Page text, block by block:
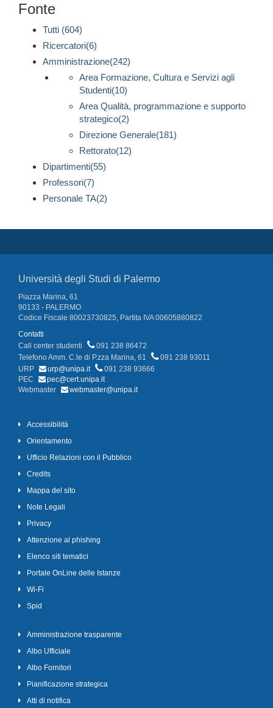
Fonte
Tutti (604)
Ricercatori(6)
Amministrazione(242)
Area Formazione, Cultura e Servizi agli
Studenti(10)
Area Qualità, programmazione e supporto
strategico(2)
Direzione Generale(181)
Rettorato(12)
Dipartimenti(55)
Professori(7)
Personale TA(2)
Università degli Studi di Palermo
Piazza Marina, 61
90133 - PALERMO
Codice Fiscale 80023730825, Partita IVA 00605880822
Contatti
Call center studenti
091 238 86472
Telefono Amm. C.le di P.zza Marina, 61
091 238 93011
URP
urp@unipa.it
091 238 93666
PEC
pec@cert.unipa.it
Webmaster
webmaster@unipa.it
Accessibilità
Orientamento
Ufficio Relazioni con il Pubblico
Credits
Mappa del sito
Note Legali
Privacy
Attenzione al phishing
Elenco siti tematici
Portale OnLine delle Istanze
Wi-Fi
Spid
Amministrazione trasparente
Albo Ufficiale
Albo Fornitori
Pianificazione strategica
Atti di notifica